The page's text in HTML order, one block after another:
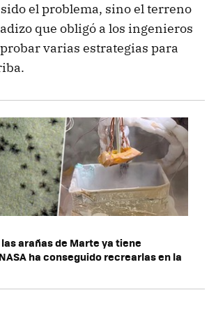
el problema, sino el terreno
que obligó a los ingenieros
varias estrategias para
arañas de Marte ya tiene
ha conseguido recrearlas en la